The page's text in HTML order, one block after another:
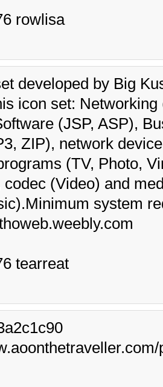
rowlisa
developed by Big
icon set:
(JSP, ASP),
ZIP), network
(TV, Photo,
codec (Video) and
system
tearreat